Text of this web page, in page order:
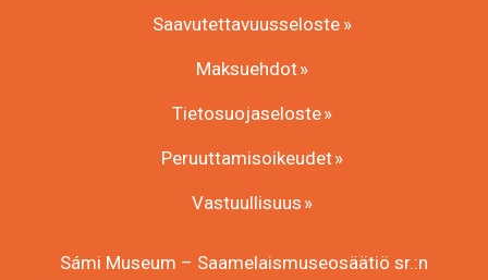
Saavutettavuusseloste
Maksuehdot
Tietosuojaseloste
Peruuttamisoikeudet
Vastuullisuus
Sámi Museum – Saamelaismuseosäätiö sr.:n